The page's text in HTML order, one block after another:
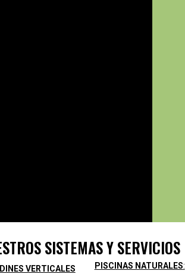
SISTEMAS Y SERVICIOS
VERTICALES
PISCINAS NATURALES: